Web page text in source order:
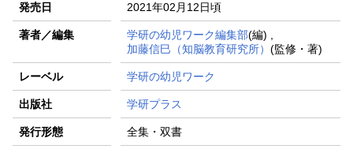
発売日 2021年02月12日頃
著者／編集 学研の幼児ワーク編集部(編) ,
加藤信巳（知脳教育研究所） (監修・著)
レーベル 学研の幼児ワーク
出版社 学研プラス
発行形態 全集・双書